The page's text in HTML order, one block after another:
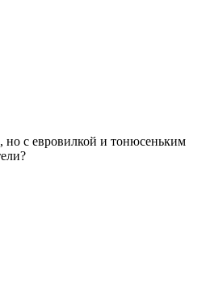
но с евровилкой и тонюсеньким